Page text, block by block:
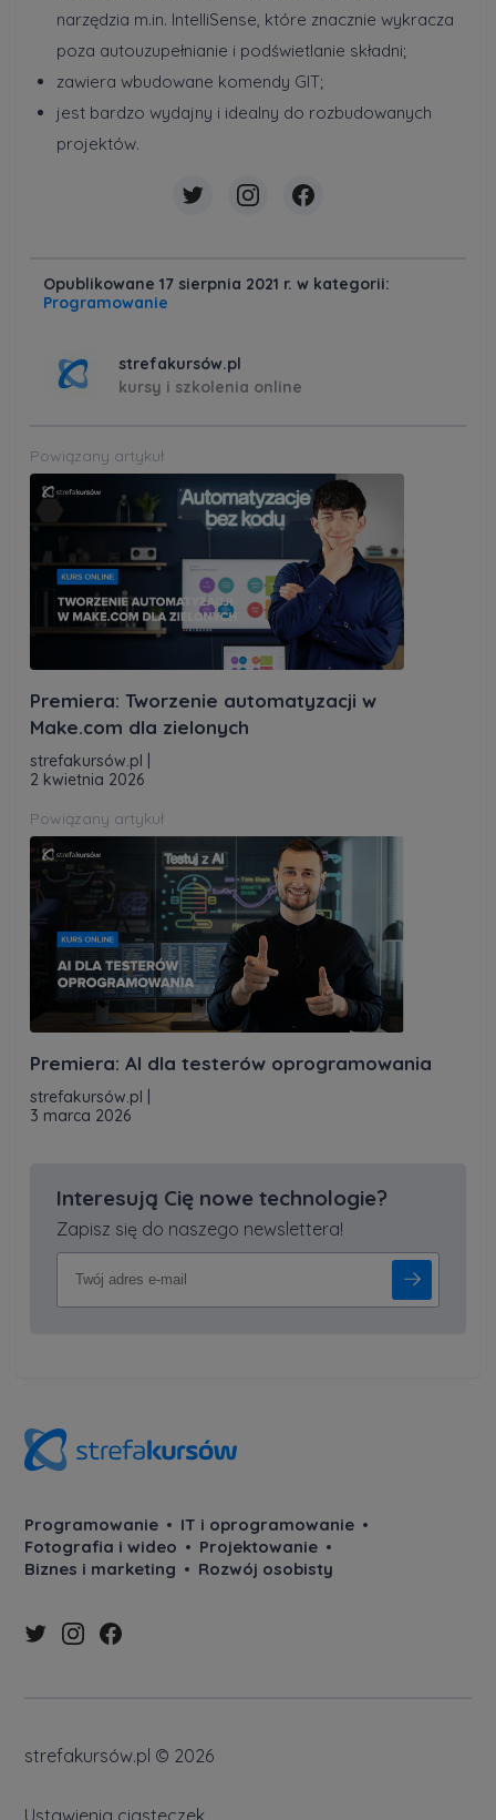
narzędzia m.in. IntelliSense, które znacznie wykracza
poza autouzupełnianie i podświetlanie składni;
zawiera wbudowane komendy GIT;
jest bardzo wydajny i idealny do rozbudowanych
projektów.
Opublikowane 17 sierpnia 2021 r. w kategorii:
Programowanie
strefakursów.pl
kursy i szkolenia online
Powiązany artykuł
Premiera: Tworzenie automatyzacji w
Make.com dla zielonych
strefakursów.pl
2 kwietnia 2026
Powiązany artykuł
Premiera: AI dla testerów oprogramowania
strefakursów.pl
3 marca 2026
Interesują Cię nowe technologie?
Zapisz się do naszego newslettera!
Programowanie
IT i oprogramowanie
Fotografia i wideo
Projektowanie
Biznes i marketing
Rozwój osobisty
strefakursów.pl © 2026
Ustawienia ciasteczek